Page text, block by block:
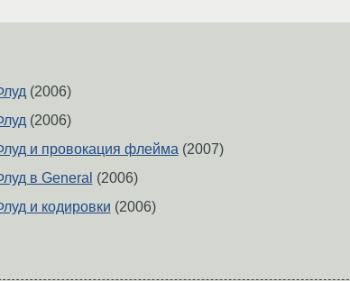
(2006)
(2006)
и провокация флейма(2007)
в General (2006)
и кодировки (2006)